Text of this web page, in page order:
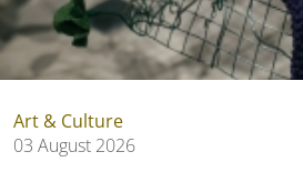
Art & Culture
03 August 2026